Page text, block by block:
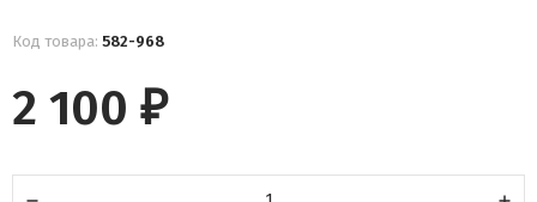
Код товара: 582-968
2 100 ₽